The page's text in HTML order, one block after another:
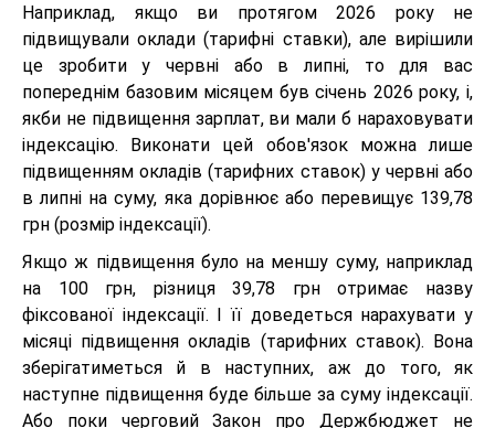
Наприклад, якщо ви протягом 2026 року не
підвищували оклади (тарифні ставки), але вирішили
це зробити у червні або в липні, то для вас
попереднім базовим місяцем був січень 2026 року, і,
якби не підвищення зарплат, ви мали б нараховувати
індексацію. Виконати цей обов'язок можна лише
підвищенням окладів (тарифних ставок) у червні або
в липні на суму, яка дорівнює або перевищує 139,78
грн (розмір індексації).
Якщо ж підвищення було на меншу суму, наприклад
на 100 грн, різниця 39,78 грн отримає назву
фіксованої індексації. І її доведеться нарахувати у
місяці підвищення окладів (тарифних ставок). Вона
зберігатиметься й в наступних, аж до того, як
наступне підвищення буде більше за суму індексації.
Або поки черговий Закон про Держбюджет не